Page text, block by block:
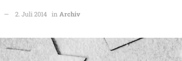
2. Juli 2014 in Archiv